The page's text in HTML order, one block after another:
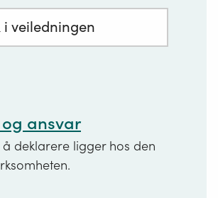
ansvar
å deklarere ligger hos den